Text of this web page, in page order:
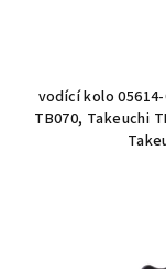
vodící kolo
TB070, Takeuchi